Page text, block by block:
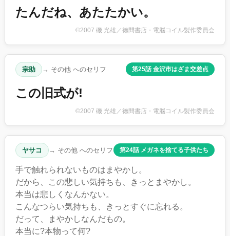
たんだね、あたたかい。
©2007 磯 光雄／徳間書店・電脳コイル製作委員会
宗助 → その他 へのセリフ 第25話 金沢市はざま交差点
この旧式が!
©2007 磯 光雄／徳間書店・電脳コイル製作委員会
ヤサコ → その他 へのセリフ 第24話 メガネを捨てる子供たち
手で触れられないものはまやかし。
だから、この悲しい気持ちも、きっとまやかし。
本当は悲しくなんかない。
こんなつらい気持ちも、きっとすぐに忘れる。
だって、まやかしなんだもの。
本当に?本物って何?